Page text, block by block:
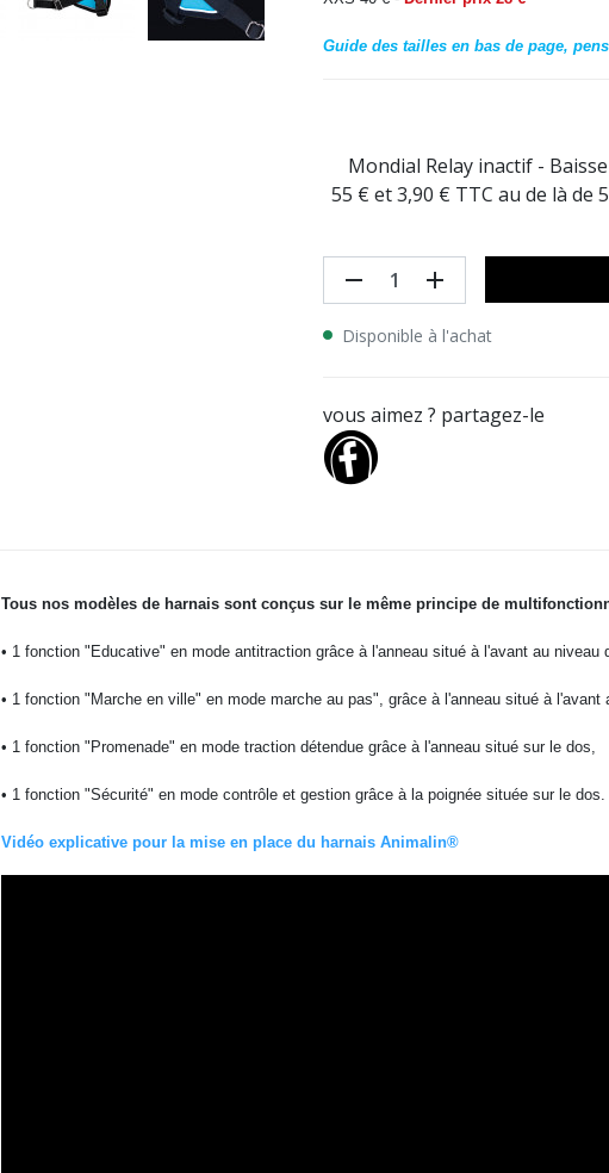
Guide des tailles en bas de page,
Mondial Relay inactif -
55 € et 3,90 € TTC au de là de
remove add
Disponible à l'achat
vous aimez ? partagez-le
Tous nos modèles de harnais sont conçus sur le même principe de
• 1 fonction "Educative" en mode antitraction grâce à l'anneau situé à l'avant au niveau
• 1 fonction "Marche en ville" en mode marche au pas", grâce à l'anneau situé à l'avant
• 1 fonction "Promenade" en mode traction détendue grâce à l'anneau situé sur le dos,
• 1 fonction "Sécurité" en mode contrôle et gestion grâce à la poignée située sur le dos.
Vidéo explicative pour la mise en place du harnais Animalin®